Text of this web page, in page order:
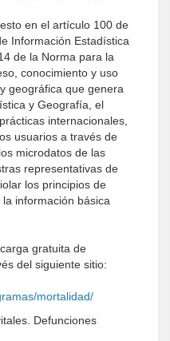
en el artículo 100 de
Información Estadística
de la Norma para la
conocimiento y uso
geográfica que genera
y Geografía, el
internacionales,
usuarios a través de
microdatos de las
representativas de
los principios de
información básica
gratuita de
del siguiente sitio:
mortalidad/
Defunciones